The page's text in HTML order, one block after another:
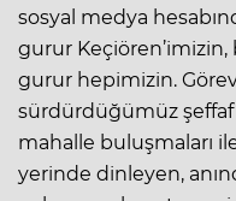
sosyal medya
gurur
gurur hepimizin.
sürdürdüğümüz
mahalle buluşmaları
yerinde dinleyen,